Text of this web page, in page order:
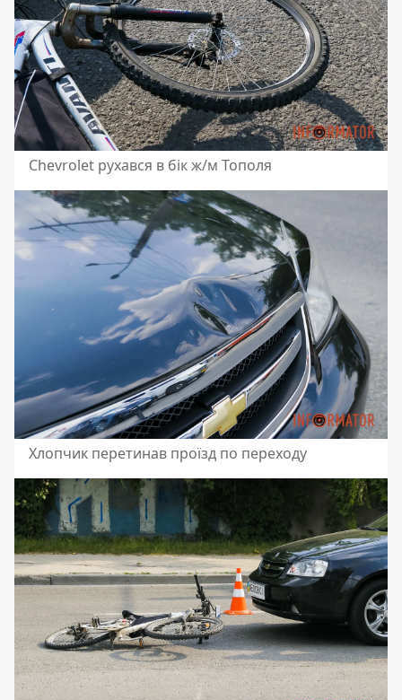
Chevrolet рухався в бік ж/м Тополя
Хлопчик перетинав проїзд по переходу